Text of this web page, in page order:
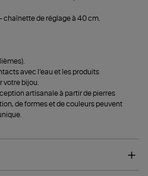
- chaînette de réglage à 40 cm.
avec l’eau et les produits
bijou.
artisanale à partir de pierres
de formes et de couleurs peuvent